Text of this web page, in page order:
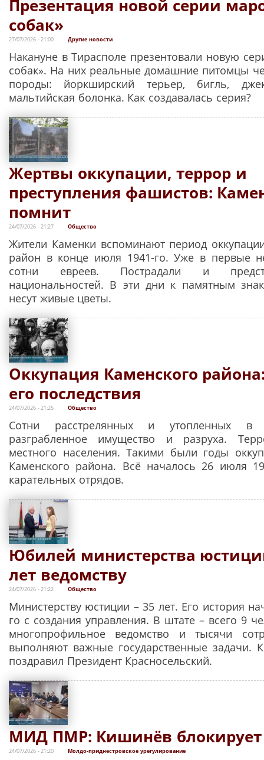
Презентация новой серии
собак»
27/07/2026 - 21:00 Другие новости
Накануне в Тирасполе презентовали новую
собак». На них реальные домашние питомцы
породы: йоркширский терьер, бигль,
мальтийская болонка. Как создавалась серия?
Жертвы оккупации, террор и
преступления фашистов:
помнит
24/07/2026 - 21:27 Общество
Жители Каменки вспоминают период
район в конце июля 1941-го. Уже в первые
сотни евреев. Пострадали и
национальностей. В эти дни к памятным
несут живые цветы.
Оккупация Каменского
его последствия
24/07/2026 - 21:25 Общество
Сотни расстрелянных и утопленных в
разграбленное имущество и разруха.
местного населения. Такими были годы
Каменского района. Всё началось 26 июля
карательных отрядов.
Юбилей министерства
лет ведомству
24/07/2026 - 21:22 Общество
Министерству юстиции – 35 лет. Его история
го с создания управления. В штате – всего 9
многопрофильное ведомство и тысячи
выполняют важные государственные задачи.
поздравил Президент Красносельский.
МИД ПМР: Кишинёв блокирует
24/07/2026 - 21:20 Молдо-приднестровское урегулирование